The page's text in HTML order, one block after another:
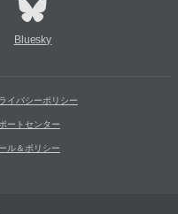
Bluesky
イバシーポリシー
ートセンター
ル＆ポリシー